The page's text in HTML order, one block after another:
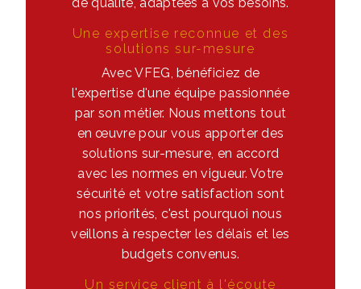
Une expertise reconnue et des
solutions sur-mesure
Avec VFEG, bénéficiez de
l'expertise d'une équipe passionnée
par son métier. Nous mettons tout
en œuvre pour vous apporter des
solutions sur-mesure, en accord
avec les normes en vigueur. Votre
sécurité et votre satisfaction sont
nos priorités, c'est pourquoi nous
veillons à respecter les délais et les
budgets convenus.
Un service client à l'écoute